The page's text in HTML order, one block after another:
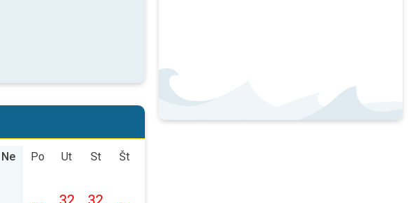
Ne Po Ut St Št